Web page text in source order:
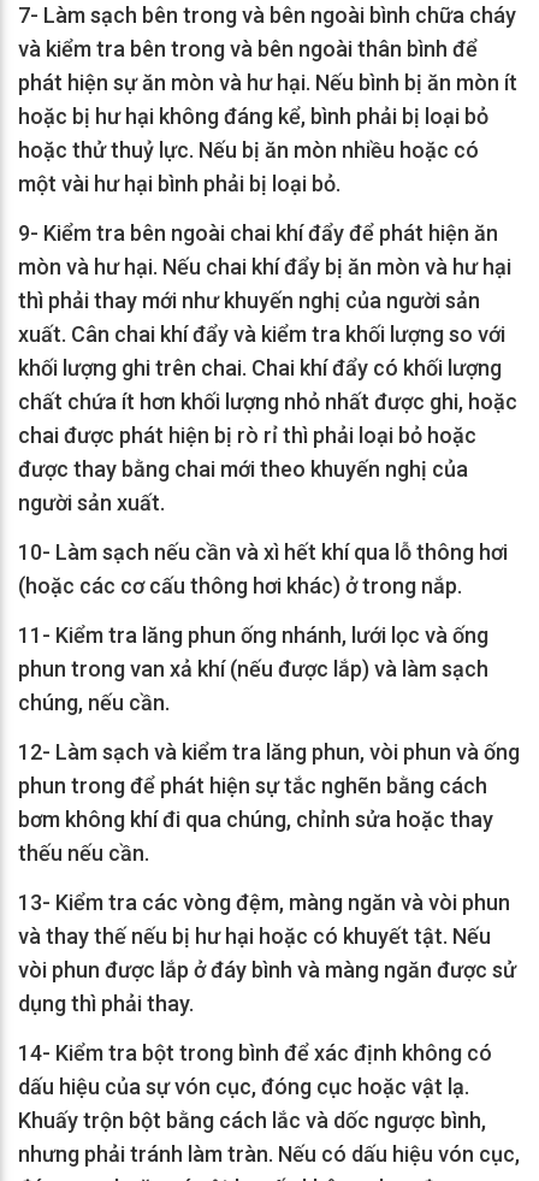
7- Làm sạch bên trong và bên ngoài bình chữa cháy
và kiểm tra bên trong và bên ngoài thân bình để
phát hiện sự ăn mòn và hư hại. Nếu bình bị ăn mòn ít
hoặc bị hư hại không đáng kể, bình phải bị loại bỏ
hoặc thử thuỷ lực. Nếu bị ăn mòn nhiều hoặc có
một vài hư hại bình phải bị loại bỏ.
9- Kiểm tra bên ngoài chai khí đẩy để phát hiện ăn
mòn và hư hại. Nếu chai khí đẩy bị ăn mòn và hư hại
thì phải thay mới như khuyến nghị của người sản
xuất. Cân chai khí đẩy và kiểm tra khối lượng so với
khối lượng ghi trên chai. Chai khí đẩy có khối lượng
chất chứa ít hơn khối lượng nhỏ nhất được ghi, hoặc
chai được phát hiện bị rò rỉ thì phải loại bỏ hoặc
được thay bằng chai mới theo khuyến nghị của
người sản xuất.
10- Làm sạch nếu cần và xì hết khí qua lỗ thông hơi
(hoặc các cơ cấu thông hơi khác) ở trong nắp.
11- Kiểm tra lăng phun ống nhánh, lưới lọc và ống
phun trong van xả khí (nếu được lắp) và làm sạch
chúng, nếu cần.
12- Làm sạch và kiểm tra lăng phun, vòi phun và ống
phun trong để phát hiện sự tắc nghẽn bằng cách
bơm không khí đi qua chúng, chỉnh sửa hoặc thay
thếu nếu cần.
13- Kiểm tra các vòng đệm, màng ngăn và vòi phun
và thay thế nếu bị hư hại hoặc có khuyết tật. Nếu
vòi phun được lắp ở đáy bình và màng ngăn được sử
dụng thì phải thay.
14- Kiểm tra bột trong bình để xác định không có
dấu hiệu của sự vón cục, đóng cục hoặc vật lạ.
Khuấy trộn bột bằng cách lắc và dốc ngược bình,
nhưng phải tránh làm tràn. Nếu có dấu hiệu vón cục,